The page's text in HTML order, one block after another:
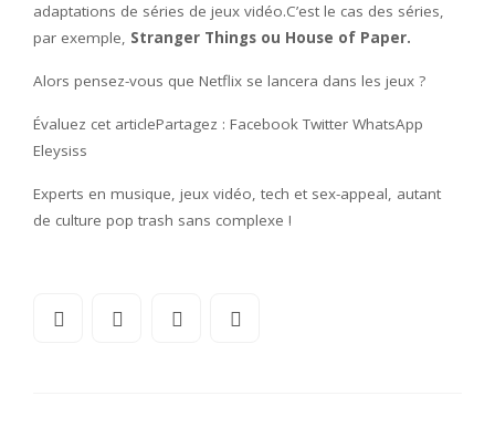
adaptations de séries de jeux vidéo.C’est le cas des séries,
par exemple, Stranger Things ou House of Paper.
Alors pensez-vous que Netflix se lancera dans les jeux ?
Évaluez cet articlePartagez : Facebook Twitter WhatsApp
Eleysiss
Experts en musique, jeux vidéo, tech et sex-appeal, autant
de culture pop trash sans complexe !